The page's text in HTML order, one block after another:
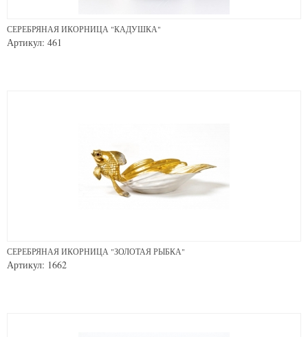
СЕРЕБРЯНАЯ ИКОРНИЦА "КАДУШКА"
Артикул: 461
СЕРЕБРЯНАЯ ИКОРНИЦА "ЗОЛОТАЯ РЫБКА"
Артикул: 1662